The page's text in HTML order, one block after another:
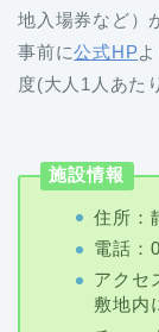
地入場券など）
事前に公式HP
度(大人1人あた
施設情報
住所：
電話：
アクセ
敷地内